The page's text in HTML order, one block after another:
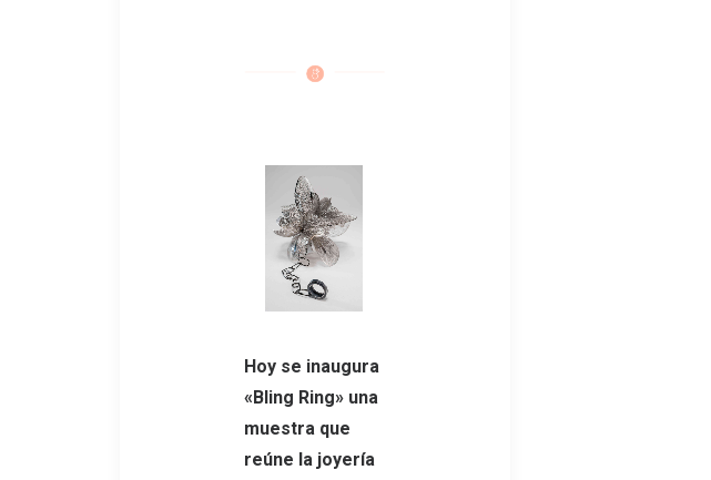
Hoy se inaugura
«Bling Ring» una
muestra que
reúne la joyería